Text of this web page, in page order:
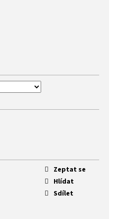
Zeptat se
Hlídat
Sdílet